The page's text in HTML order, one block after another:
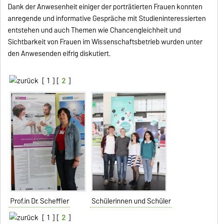
Dank der Anwesenheit einiger der porträtierten Frauen konnten
anregende und informative Gespräche mit Studieninteressierten
entstehen und auch Themen wie Chancengleichheit und
Sichtbarkeit von Frauen im Wissenschaftsbetrieb wurden unter
den Anwesenden eifrig diskutiert.
[ 1 ] [ 2 ]
Prof.in Dr. Scheffler
Schülerinnen und Schüler
[ 1 ] [ 2 ]